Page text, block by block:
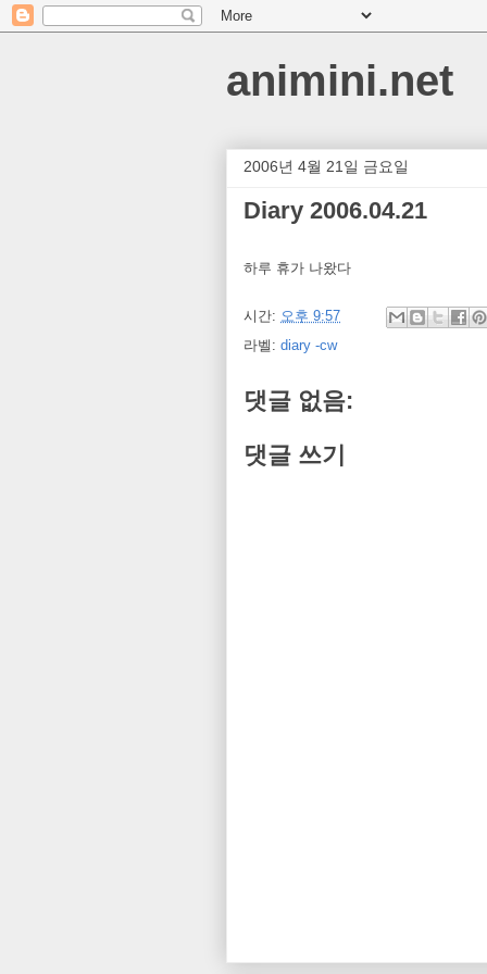
animini.net
2006년 4월 21일 금요일
Diary 2006.04.21
하루 휴가 나왔다
시간: 오후 9:57
라벨: diary -cw
댓글 없음:
댓글 쓰기